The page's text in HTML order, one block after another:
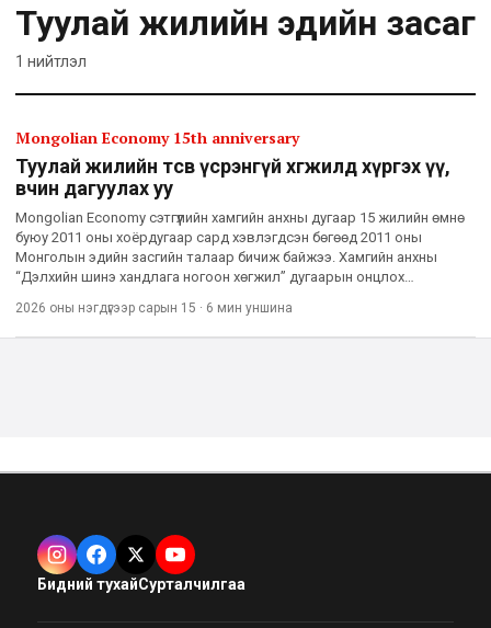
Туулай жилийн эдийн засаг
1 нийтлэл
Mongolian Economy 15th anniversary
Туулай жилийн төсөв үсрэнгүй хөгжилд хүргэх үү,
өвчин дагуулах уу
Mongolian Economy сэтгүүлийн хамгийн анхны дугаар 15 жилийн өмнө
буюу 2011 оны хоёрдугаар сард хэвлэгдсэн бөгөөд 2011 оны
Монголын эдийн засгийн талаар бичиж байжээ. Хамгийн анхны
“Дэлхийн шинэ хандлага ногоон хөгжил” дугаарын онцлох
2026 оны нэгдүгээр сарын 15 · 6 мин уншина
Бидний тухайСурталчилгаа